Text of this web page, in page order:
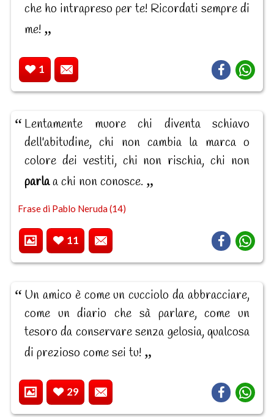
che ho intrapreso per te! Ricordati sempre di
me!
1
Lentamente muore chi diventa schiavo
dell'abitudine, chi non cambia la marca o
colore dei vestiti, chi non rischia, chi non
parlaa chi non conosce.
Frase di Pablo Neruda (14)
11
Un amico è come un cucciolo da abbracciare,
come un diario che sà parlare, come un
tesoro da conservare senza gelosia, qualcosa
di prezioso come sei tu!
29